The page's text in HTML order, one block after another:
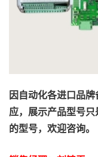
因自动化各进口品
应，展示产品型号
的型号，欢迎咨询。